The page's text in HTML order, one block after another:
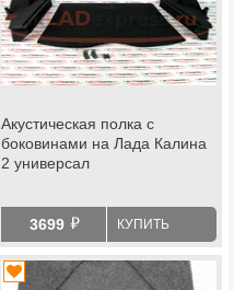
Акустическая полка с
боковинами на Лада Калина
2 универсал
3699 й КУПИТЬ